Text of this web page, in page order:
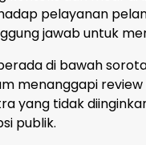
pelayanan
jawab untuk
di bawah
menanggapi
yang tidak
publik.